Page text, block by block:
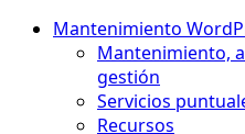
Mantenimiento
Mantenimiento,
gestión
Servicios
Recursos